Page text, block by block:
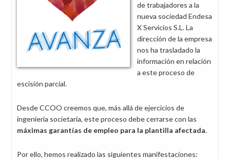
de trabajadores a la
nueva sociedad Endesa
X Servicios S.L. La
dirección de la empresa
nos ha trasladado la
información en relación
a este proceso de
escisión parcial.
Desde CCOO creemos que, más allá de ejercicios de
ingeniería societaria, este proceso debe cerrarse con las
máximas garantías de empleo para la plantilla afectada.
Por ello, hemos realizado las siguientes manifestaciones: